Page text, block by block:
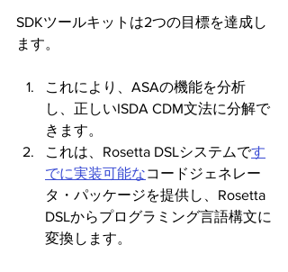
SDKツールキットは2つの目標を達成し
ます。
これにより、ASAの機能を分析
し、正しいISDA CDM文法に分解で
きます。
これは、Rosetta DSLシステムです
でに実装可能なコードジェネレー
タ・パッケージを提供し、Rosetta
DSLからプログラミング言語構文に
変換します。